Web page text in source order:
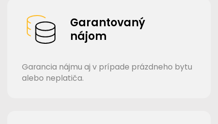
Garantovaný
nájom
Garancia nájmu aj v prípade prázdneho bytu
alebo neplatiča.